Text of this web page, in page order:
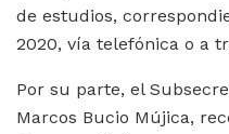
de estudios,
2020, vía telefónica o a
Por su parte, el
Marcos Bucio Mújica,